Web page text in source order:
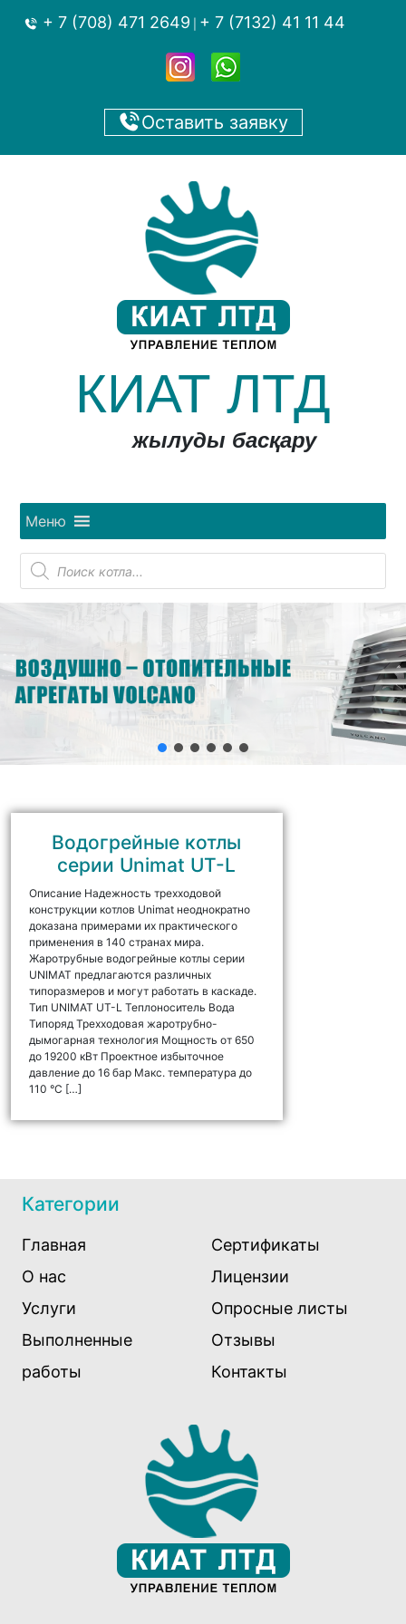
+ 7 (708) 471 2649 + 7 (7132) 41 11 44
Оставить заявку
КИАТ ЛТД
жылуды басқару
Меню
Поиск
товаров
Водогрейные котлы
серии Unimat UT-L
Описание Надежность трехходовой
конструкции котлов Unimat неоднократно
доказана примерами их практического
применения в 140 странах мира.
Жаротрубные водогрейные котлы серии
UNIMAT предлагаются различных
типоразмеров и могут работать в каскаде.
Тип UNIMAT UT-L Теплоноситель Вода
Типоряд Трехходовая жаротрубно-
дымогарная технология Мощность от 650
до 19200 кВт Проектное избыточное
давление до 16 бар Макс. температура до
110 °C […]
Категории
Главная
О нас
Услуги
Выполненные
работы
Сертификаты
Лицензии
Опросные листы
Отзывы
Контакты